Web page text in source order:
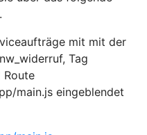
mit mit der
Tag
main.js eingeblendet